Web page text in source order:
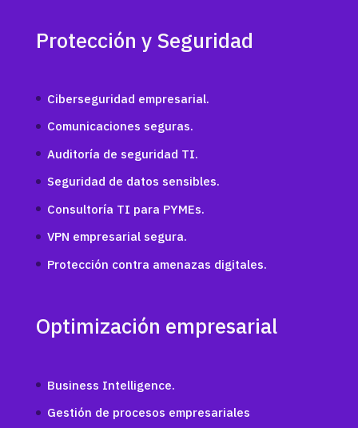
Protección y Seguridad
Ciberseguridad empresarial.
Comunicaciones seguras.
Auditoría de seguridad TI.
Seguridad de datos sensibles.
Consultoría TI para PYMEs.
VPN empresarial segura.
Protección contra amenazas digitales.
Optimización empresarial
Business Intelligence.
Gestión de procesos empresariales